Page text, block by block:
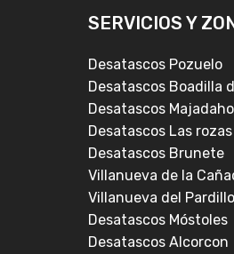
SERVICIOS Y
Desatascos Pozuelo
Desatascos Boadilla
Desatascos
Desatascos Las rozas
Desatascos Brunete
Villanueva de la
Villanueva del Pardillo
Desatascos Móstoles
Desatascos Alcorcon